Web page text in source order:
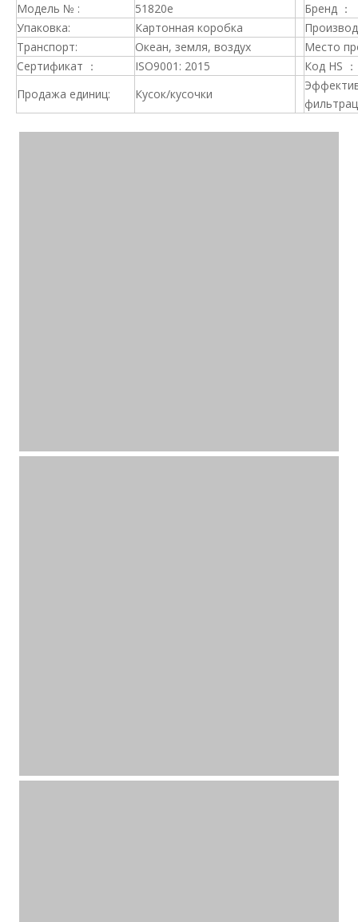
Модель № :
51820e
Бренд ：
Упаковка:
Картонная коробка
Транспорт:
Океан, земля, воздух
Место
Сертификат ：
ISO9001: 2015
Код HS ：
Продажа единиц:
Кусок/кусочки